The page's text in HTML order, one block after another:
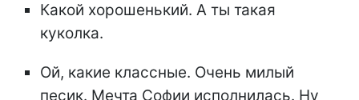
Какой хорошенький. А ты такая
куколка.
Ой, какие классные. Очень милый
песик. Мечта Софии исполнилась. Ну